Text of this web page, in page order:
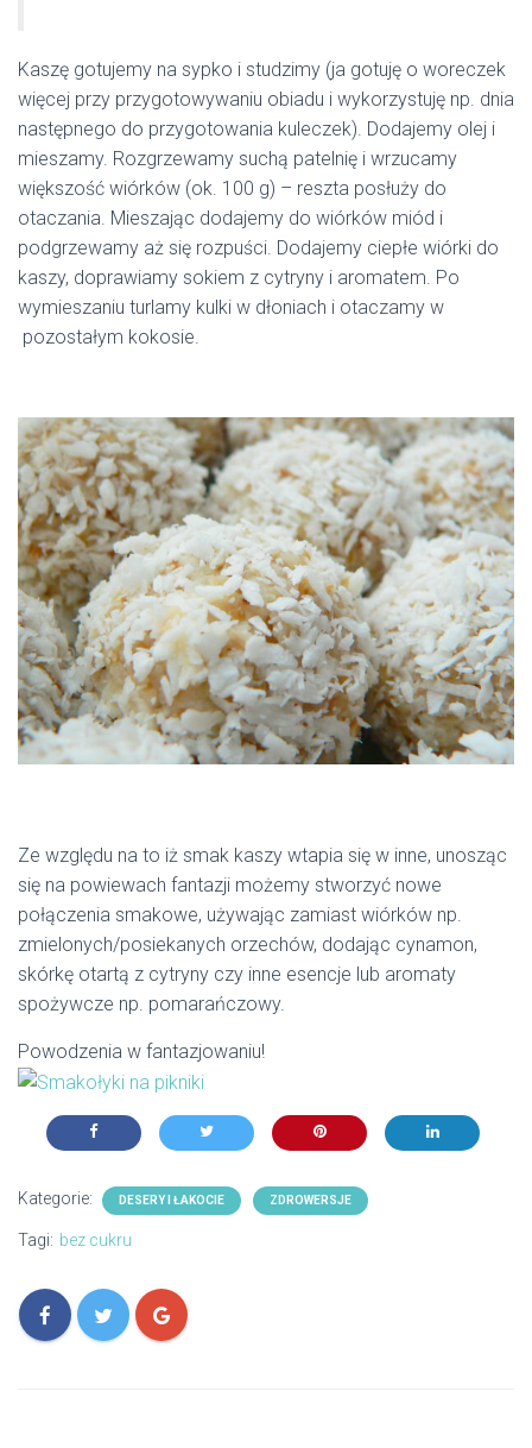
Kaszę gotujemy na sypko i studzimy (ja gotuję o woreczek
więcej przy przygotowywaniu obiadu i wykorzystuję np. dnia
następnego do przygotowania kuleczek). Dodajemy olej i
mieszamy. Rozgrzewamy suchą patelnię i wrzucamy
większość wiórków (ok. 100 g) – reszta posłuży do
otaczania. Mieszając dodajemy do wiórków miód i
podgrzewamy aż się rozpuści. Dodajemy ciepłe wiórki do
kaszy, doprawiamy sokiem z cytryny i aromatem. Po
wymieszaniu turlamy kulki w dłoniach i otaczamy w
pozostałym kokosie.
Ze względu na to iż smak kaszy wtapia się w inne, unosząc
się na powiewach fantazji możemy stworzyć nowe
połączenia smakowe, używając zamiast wiórków np.
zmielonych/posiekanych orzechów, dodając cynamon,
skórkę otartą z cytryny czy inne esencje lub aromaty
spożywcze np. pomarańczowy.
Powodzenia w fantazjowaniu!
Kategorie: DESERY I ŁAKOCIE ZDROWERSJE
Tagi: bez cukru